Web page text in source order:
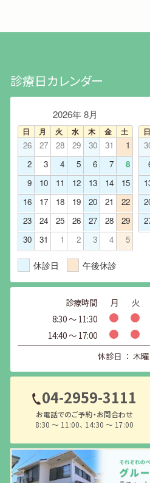
診療日カレンダー
2026年 8月
日 月 火 水 木 金 土
26 27 28 29 30 31
1
2
3 4 5 6 7
8
9
10 11 12 13 14
15
16
17 18 19 20 21
22
23
24 25 26 27 28
29
30
31 1 2 3 4 5
日
休診日 午後休診
診療時間 月 火
8:30 〜 11:30
14:40 〜 17:00
休診日 ： 木
04-2959-3111
お電話でのご予約・お問合わせ
8:30 〜 11:00、 14:30 〜 17:00